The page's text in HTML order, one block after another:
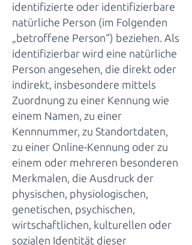
identifizierte oder identifizierbare
natürliche Person (im Folgenden
„betroffene Person“) beziehen. Als
identifizierbar wird eine natürliche
Person angesehen, die direkt oder
indirekt, insbesondere mittels
Zuordnung zu einer Kennung wie
einem Namen, zu einer
Kennnummer, zu Standortdaten,
zu einer Online-Kennung oder zu
einem oder mehreren besonderen
Merkmalen, die Ausdruck der
physischen, physiologischen,
genetischen, psychischen,
wirtschaftlichen, kulturellen oder
sozialen Identität dieser